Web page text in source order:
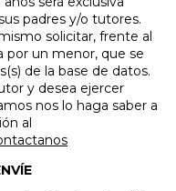
padres y/o tutores.
solicitar, frente al
por un menor, que se
de la base de datos.
y desea ejercer
nos lo haga saber a
al